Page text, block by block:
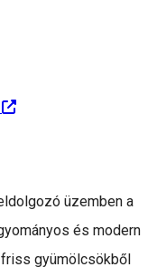
üzemben a
és modern
gyümölcsökből